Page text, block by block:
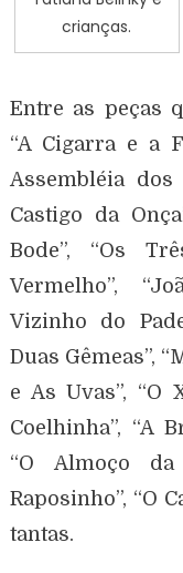
crianças.
Entre as peças
“A Cigarra e a
Assembléia dos
Castigo da
Bode”, “Os
Vermelho”,
Vizinho do
Duas Gêmeas”,
e As Uvas”, “O
Coelhinha”, “A
“O Almoço da
Raposinho”, “O
tantas.